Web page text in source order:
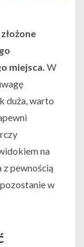
miejsca. W
duża, warto
na
pewnością
w